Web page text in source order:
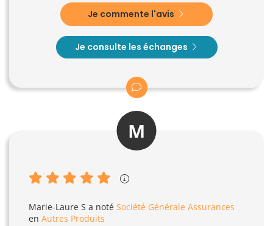
Je commente l'avis
Je consulte les échanges
M
Marie-Laure S a noté Société Générale Assurances
en Autres Produits